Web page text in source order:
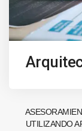
UTILIZANDO